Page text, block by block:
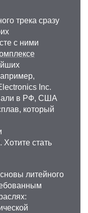
трека сразу
с ними
Inc.
в РФ, США
который
стать
литейного